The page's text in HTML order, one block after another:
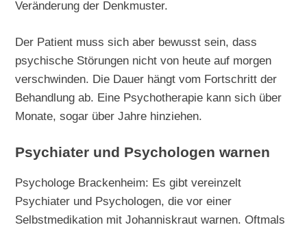
Veränderung der Denkmuster.
Der Patient muss sich aber bewusst sein, dass
psychische Störungen nicht von heute auf morgen
verschwinden. Die Dauer hängt vom Fortschritt der
Behandlung ab. Eine Psychotherapie kann sich über
Monate, sogar über Jahre hinziehen.
Psychiater und Psychologen warnen
Psychologe Brackenheim: Es gibt vereinzelt
Psychiater und Psychologen, die vor einer
Selbstmedikation mit Johanniskraut warnen. Oftmals